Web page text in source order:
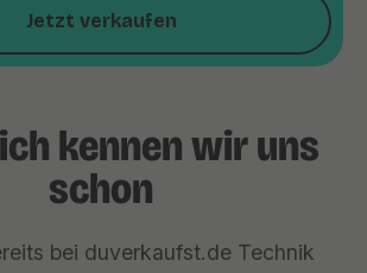
Jetzt verkaufen
kennen wir uns
schon
bei duverkaufst.de Technik